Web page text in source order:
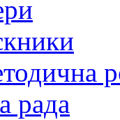
рада